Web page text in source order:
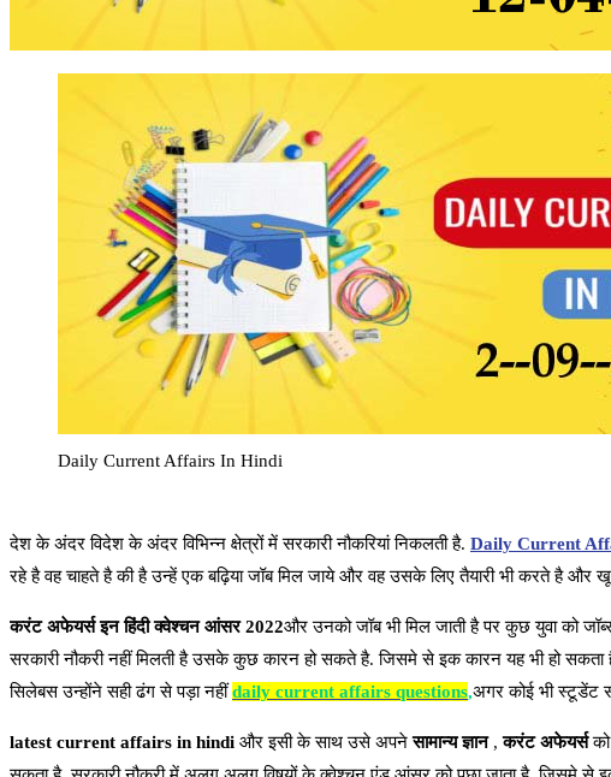
Daily Current Affairs In Hindi
देश के अंदर विदेश के अंदर विभिन्न क्षेत्रों में सरकारी नौकरियां निकलती है. Daily Current
रहे है वह चाहते है की है उन्हें एक बढ़िया जॉब मिल जाये और वह उसके लिए तैयारी भी करते है
करंट अफेयर्स इन हिंदी क्वेश्चन आंसर 2022और उनको जॉब भी मिल जाती है पर कुछ युवा को
सरकारी नौकरी नहीं मिलती है उसके कुछ कारन हो सकते है. जिसमे से इक कारन यह भी हो सकता
सिलेबस उन्होंने सही ढंग से पड़ा नहींdaily current affairs questions,अगर कोई भी स्टूडेंट
latest current affairs in hindi और इसी के साथ उसे अपनेसामान्य ज्ञान,करंट अफेयर्सको